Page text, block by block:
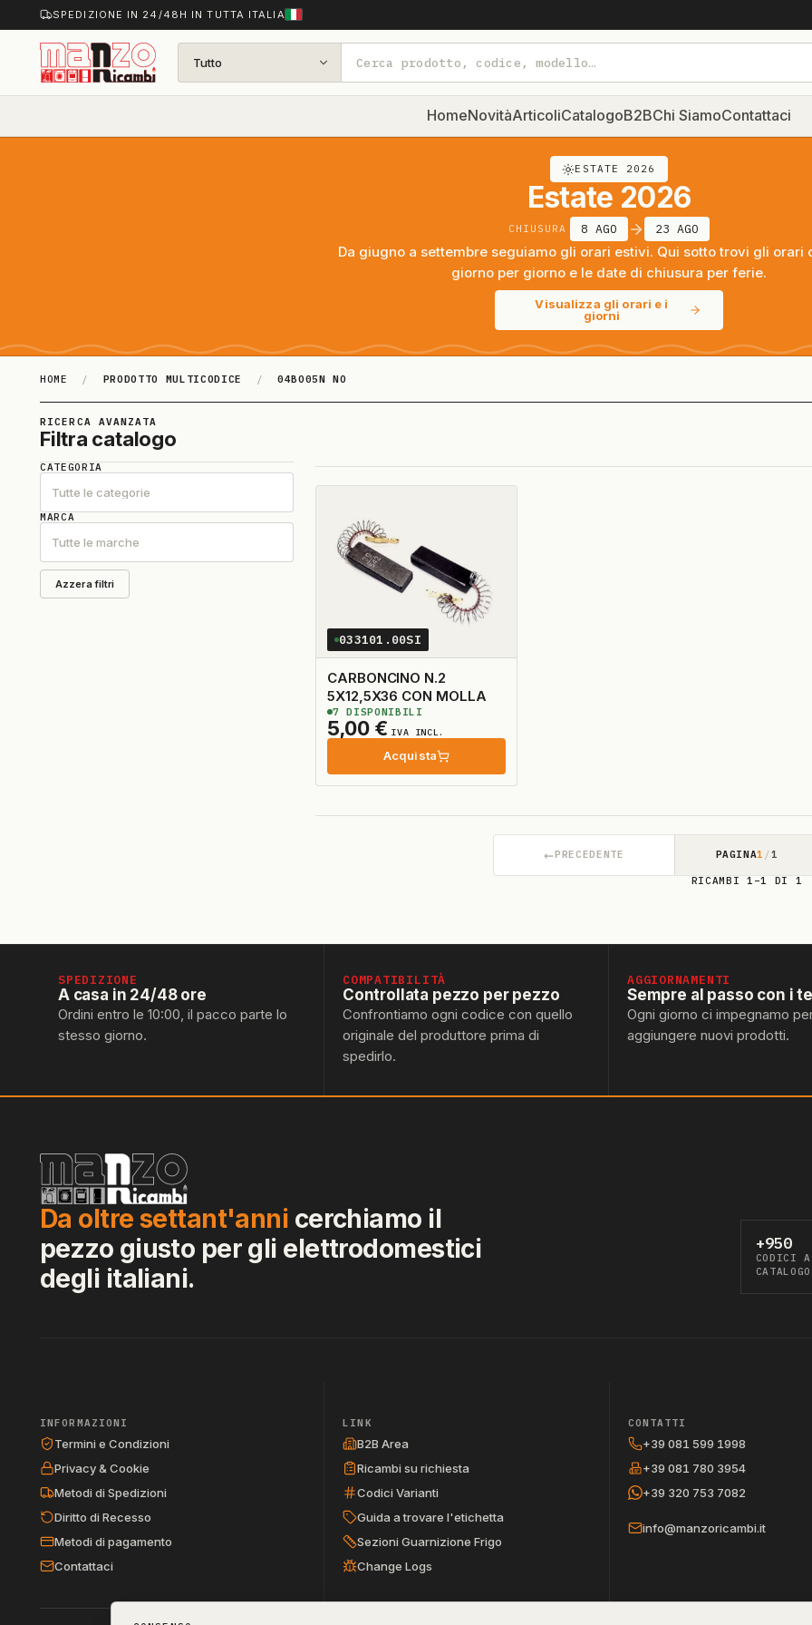
SPEDIZIONE IN 24/48H IN TUTTA ITALIA
Tutto
HomeNovitàArticoliCatalogoB2BChi SiamoContattaci
ESTATE 2026
Estate 2026
CHIUSURA 8 AGO 23 AGO
Da giugno a settembre seguiamo gli orari estivi. Qui sotto trovi gli orari
giorno per giorno e le date di chiusura per ferie.
Visualizza gli orari e i
giorni
HOME / PRODOTTO MULTICODICE / 04BO05N NO
04BO05N NO
RICERCA AVANZATA
Filtra catalogo
CATEGORIA
Tutte le categorie
MARCA
Tutte le marche
Azzera filtri
033101.00SI
CARBONCINO N.2
5X12,5X36 CON MOLLA
5,00 € IVA INCL.
Acquista
7 DISPONIBILI
←PRECEDENTE PAGINA1 /1
RICAMBI 1–1 DI 1
SPEDIZIONE
A casa in 24/48 ore
Ordini entro le 10:00, il pacco parte lo
stesso giorno.
COMPATIBILITÀ
Controllata pezzo per pezzo
Confrontiamo ogni codice con quello
originale del produttore prima di
spedirlo.
AGGIORNAMENTI
Sempre al passo con i
Ogni giorno ci impegnamo
aggiungere nuovi prodotti.
Da oltre settant'anni cerchiamo il
pezzo giusto per gli elettrodomestici
degli italiani.
+950
CODICI A
CATALOGO
INFORMAZIONI
Termini e Condizioni
Privacy & Cookie
Metodi di Spedizioni
Diritto di Recesso
Metodi di pagamento
Contattaci
LINK
B2B Area
Ricambi su richiesta
Codici Varianti
Guida a trovare l'etichetta
Sezioni Guarnizione Frigo
Change Logs
CONTATTI
+39 081 599 1998
+39 081 780 3954
+39 320 753 7082
info@manzoricambi.it